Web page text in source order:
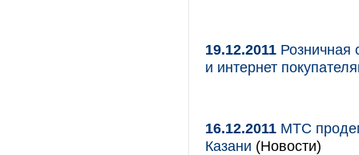
19.12.2011 Розничная
и интернет
16.12.2011 МТС
Казани (Новости)